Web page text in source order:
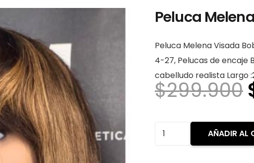
Peluca
Peluca Melena Visada
4-27, Pelucas de encaje
cabelludo realista Largo
$299.900
Peluca
AÑADIR AL